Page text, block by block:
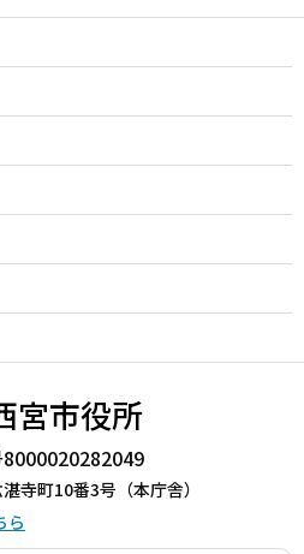
宮市役所
寺町10番3号（本庁舎）
ら